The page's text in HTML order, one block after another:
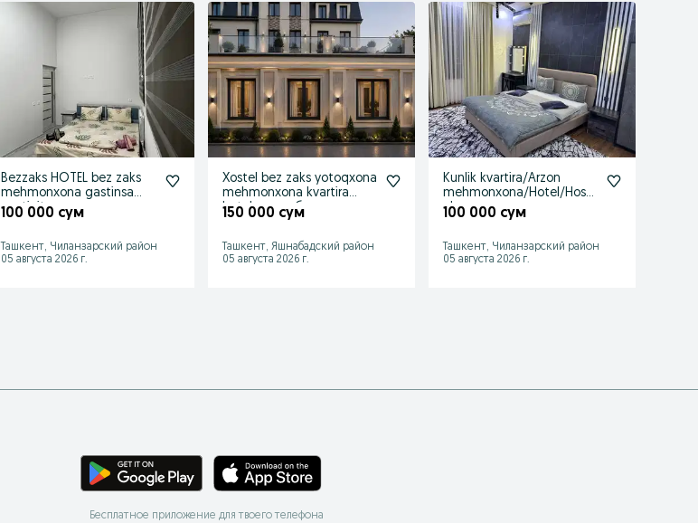
Bezzaks HOTEL bez zaks
mehmonxona gastinsa
gastinitsa
100 000 сум
Ташкент, Чиланзарский район
05 августа 2026 г.
Xostel bez zaks yotoqxona
mehmonxona kvartira
hotel отель без заксзагс
150 000 сум
Ташкент, Яшнабадский район
05 августа 2026 г.
Kunlik kvartira/Arzon
mehmonxona/Hotel/Host
el
100 000 сум
Ташкент, Чиланзарский район
05 августа 2026 г.
Бесплатное приложение для твоего телефона